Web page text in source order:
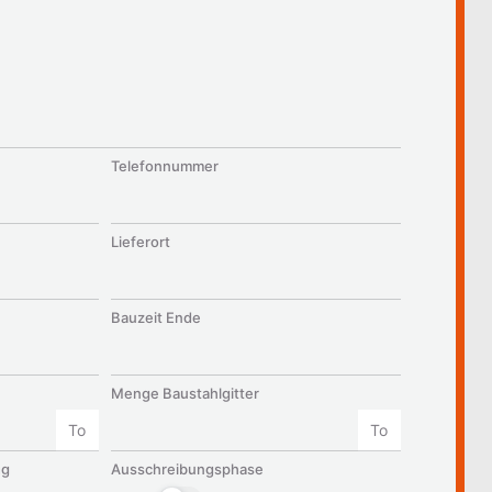
Telefonnummer
Lieferort
Bauzeit Ende
To
Menge Baustahlgitter
To
Ausschreibungsphase